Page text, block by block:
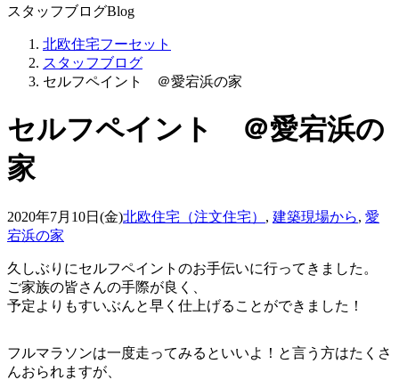
スタッフブログBlog
北欧住宅フーセット
スタッフブログ
セルフペイント ＠愛宕浜の家
セルフペイント ＠愛宕浜の
家
2020年7月10日(金)北欧住宅（注文住宅） , 建築現場から, 愛
宕浜の家
久しぶりにセルフペイントのお手伝いに行ってきました。
ご家族の皆さんの手際が良く、
予定よりもすいぶんと早く仕上げることができました！
フルマラソンは一度走ってみるといいよ！と言う方はたくさ
んおられますが、